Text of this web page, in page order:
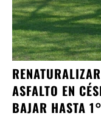
ASFALTO EN
BAJAR HASTA